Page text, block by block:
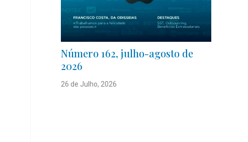
Número 162, julho-agosto de
2026
26 de Julho, 2026